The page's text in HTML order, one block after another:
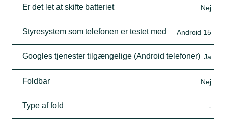
Er det let at skifte batteriet Nej
Styresystem som telefonen er testet med Android 15
Googles tjenester tilgængelige (Android telefoner) Ja
Foldbar Nej
Type af fold -